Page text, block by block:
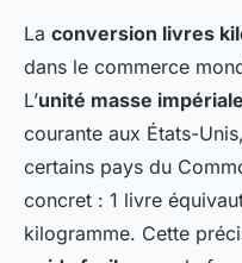
La conversion livres
dans le commerce
L’unité masse impériale
courante aux États-
certains pays du
concret : 1 livre
kilogramme. Cette